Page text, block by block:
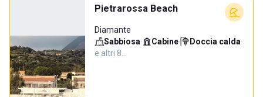
Pietrarossa Beach
Diamante
Sabbiosa· Cabine· Doccia calda·
e altri 8…